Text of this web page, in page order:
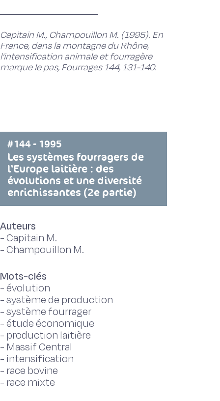
Capitain M., Champouillon M. (1995). En
France, dans la montagne du Rhône,
l'intensification animale et fourragère
marque le pas, Fourrages 144, 131-140.
#144 - 1995
Les systèmes fourragers de
l'Europe laitière : des
évolutions et une diversité
enrichissantes (2e partie)
Auteurs
-Capitain M.
-Champouillon M.
Mots-clés
-évolution
-système de production
-système fourrager
-étude économique
- production laitière
- Massif Central
- intensification
- race bovine
- race mixte